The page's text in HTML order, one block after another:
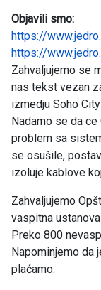
Objavili smo:
https://
https://
Zahvaljujemo se
nas tekst vezan
izmedju Soho
Nadamo se da
problem sa
se osušile,
izoluje kablove
Zahvaljujemo
vaspitna
Preko 800
Napominjemo da
plaćamo.